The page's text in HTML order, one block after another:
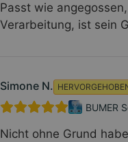
Passt wie
Verarbeitung, ist sein
Simone N.
BUMER
Nicht ohne Grund